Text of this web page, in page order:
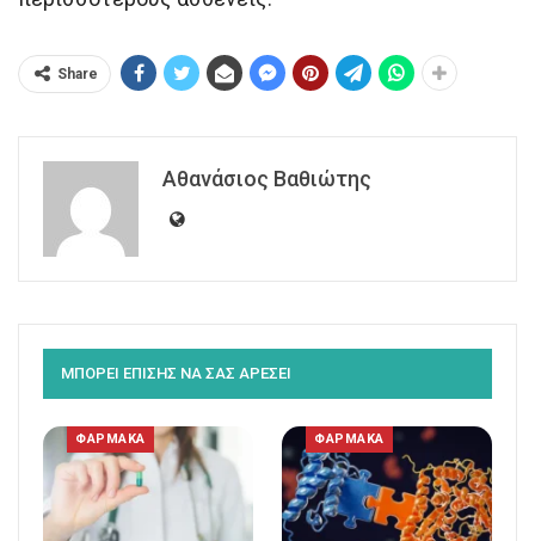
Share
Αθανάσιος Βαθιώτης
ΜΠΟΡΕΙ ΕΠΙΣΗΣ ΝΑ ΣΑΣ ΑΡΕΣΕΙ
ΦΑΡΜΑΚΑ ΦΑΡΜΑΚΑ